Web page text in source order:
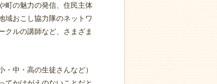
町の魅力の発信、住民主体
域おこし協力隊のネットワ
クルの講師など、さまざま
中・高の生徒さんなど）